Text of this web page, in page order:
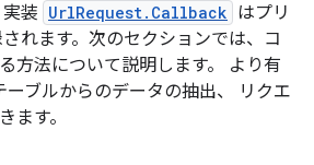
装 UrlRequest.Callback はプリ
れます。次のセクションでは、コ
方法について説明します。 より有
ブルからのデータの抽出、 リクエ
ます。